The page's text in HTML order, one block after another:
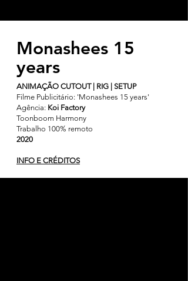
Monashees 15
years
ANIMAÇÃO CUTOUT | RIG | SETUP
Filme Publicitário: 'Monashees 15 years'
Agência: Koi Factory
Toonboom Harmony
Trabalho 100% remoto
2020
INFO E CRÉDITOS